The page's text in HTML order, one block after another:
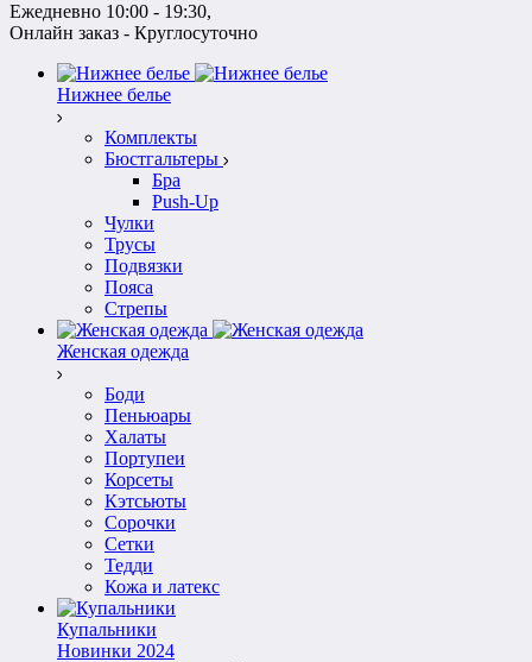
Ежедневно 10:00 - 19:30,
Онлайн заказ - Круглосуточно
Нижнее белье
Комплекты
Бюстгальтеры
Бра
Push-Up
Чулки
Трусы
Подвязки
Пояса
Стрепы
Женская одежда
Боди
Пеньюары
Халаты
Портупеи
Корсеты
Кэтсьюты
Сорочки
Сетки
Тедди
Кожа и латекс
Купальники
Новинки 2024